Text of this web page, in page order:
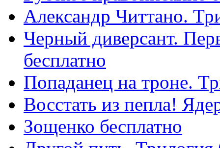
Александр Читтано.
Черный диверсант.
бесплатно
Попаданец на троне.
Восстать из пепла!
Зощенко бесплатно